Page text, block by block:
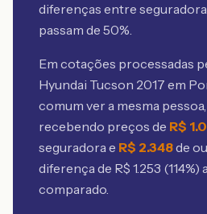
diferenças entre
passam de 50%.
Em cotações processadas
Hyundai Tucson 2017 em
comum ver a mesma
recebendo preços de R$
seguradora e R$ 2.348de
diferença de R$ 1.253 (114%)
comparado.